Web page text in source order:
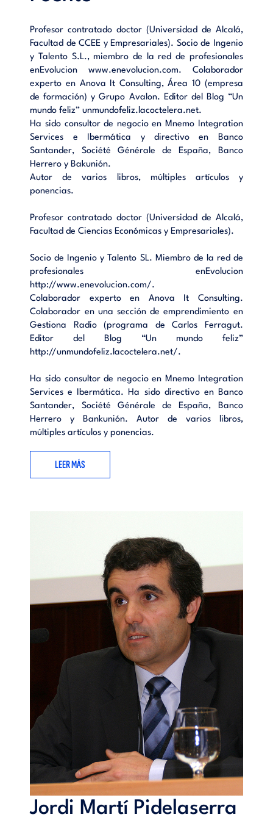
Profesor contratado doctor (Universidad de Alcalá,
Facultad de CCEE y Empresariales). Socio de Ingenio
y Talento S.L., miembro de la red de profesionales
enEvolucion www.enevolucion.com. Colaborador
experto en Anova It Consulting, Área 10 (empresa
de formación) y Grupo Avalon. Editor del Blog “Un
mundo feliz” unmundofeliz.lacoctelera.net.
Ha sido consultor de negocio en Mnemo Integration
Services e Ibermática y directivo en Banco
Santander, Société Générale de España, Banco
Herrero y Bakunión.
Autor de varios libros, múltiples artículos y
ponencias.
Profesor contratado doctor (Universidad de Alcalá,
Facultad de Ciencias Económicas y Empresariales).
Socio de Ingenio y Talento SL. Miembro de la red de
profesionales enEvolucion
http://www.enevolucion.com/.
Colaborador experto en Anova It Consulting.
Colaborador en una sección de emprendimiento en
Gestiona Radio (programa de Carlos Ferragut.
Editor del Blog “Un mundo feliz”
http://unmundofeliz.lacoctelera.net/.
Ha sido consultor de negocio en Mnemo Integration
Services e Ibermática. Ha sido directivo en Banco
Santander, Société Générale de España, Banco
Herrero y Bankunión. Autor de varios libros,
múltiples artículos y ponencias.
LEER MÁS
Jordi Martí Pidelaserra